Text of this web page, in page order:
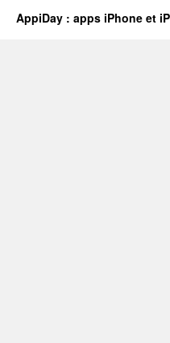
AppiDay : apps iPhone et